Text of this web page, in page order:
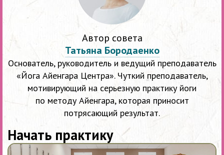
Автор совета
Татьяна Бородаенко
Основатель, руководитель и ведущий преподаватель
«Йога Айенгара Центра». Чуткий преподаватель,
мотивирующий на серьезную практику йоги
по методу Айенгара, которая приносит
потрясающий результат.
Начать практику